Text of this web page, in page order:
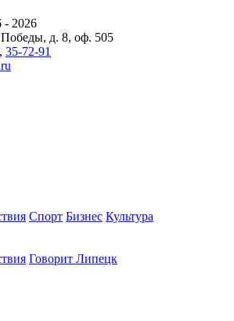
2026
д. 8, оф. 505
, 35-72-91
Спорт Бизнес Культура
Говорит Липецк